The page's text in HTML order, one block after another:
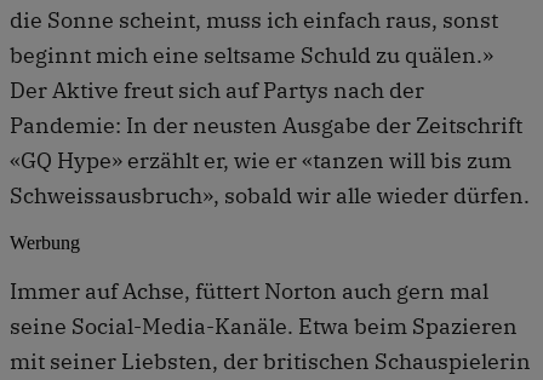
die Sonne scheint, muss ich einfach raus, sonst
beginnt mich eine seltsame Schuld zu quälen.»
Der Aktive freut sich auf Partys nach der
Pandemie: In der neusten Ausgabe der Zeitschrift
«GQ Hype» erzählt er, wie er «tanzen will bis zum
Schweissausbruch», sobald wir alle wieder dürfen.
Werbung
Immer auf Achse, füttert Norton auch gern mal
seine Social-Media-Kanäle. Etwa beim Spazieren
mit seiner Liebsten, der britischen Schauspielerin